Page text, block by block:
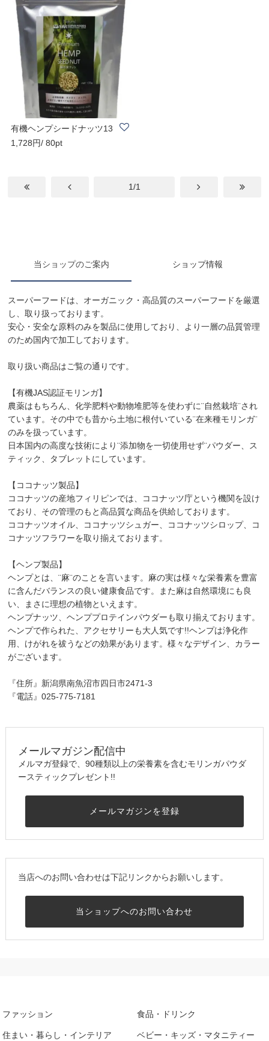
有機ヘンプシードナッツ13
0g 送料無料
1,728円/ 80pt
1/1
当ショップのご案内 ショップ情報
スーパーフードは、オーガニック・高品質のスーパーフードを厳選
し、取り扱っております。
安心・安全な原料のみを製品に使用しており、より一層の品質管理
のため国内で加工しております。
取り扱い商品はご覧の通りです。
【有機JAS認証モリンガ】
農薬はもちろん、化学肥料や動物堆肥等を使わずに¨自然栽培¨され
ています。その中でも昔から土地に根付いている¨在来種モリンガ¨
のみを扱っています。
日本国内の高度な技術により¨添加物を一切使用せず¨パウダー、ス
ティック、タブレットにしています。
【ココナッツ製品】
ココナッツの産地フィリピンでは、ココナッツ庁という機関を設け
ており、その管理のもと高品質な商品を供給しております。
ココナッツオイル、ココナッツシュガー、ココナッツシロップ、コ
コナッツフラワーを取り揃えております。
【ヘンプ製品】
ヘンプとは、¨麻¨のことを言います。麻の実は様々な栄養素を豊富
に含んだバランスの良い健康食品です。また麻は自然環境にも良
い、まさに理想の植物といえます。
ヘンプナッツ、ヘンププロテインパウダーも取り揃えております。
ヘンプで作られた、アクセサリーも大人気です!!ヘンプは浄化作
用、けがれを祓うなどの効果があります。様々なデザイン、カラー
がございます。
『住所』新潟県南魚沼市四日市2471-3
『電話』025-775-7181
メールマガジン配信中
メルマガ登録で、90種類以上の栄養素を含むモリンガパウダ
ースティックプレゼント!!
メールマガジンを登録
当店へのお問い合わせは下記リンクからお願いします。
当ショップへのお問い合わせ
ファッション 食品・ドリンク
住まい・暮らし・インテリア ベビー・キッズ・マタニティー